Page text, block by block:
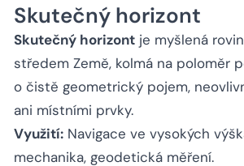
Skutečný horizont
Skutečný horizont je myšlená
středem Země, kolmá na poloměr
o čistě geometrický pojem,
ani místními prvky.
Využití: Navigace ve vysokých
mechanika, geodetická měření.